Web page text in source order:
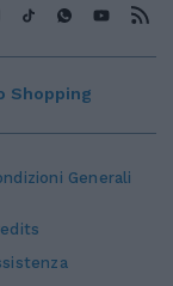
Generali
Shopping